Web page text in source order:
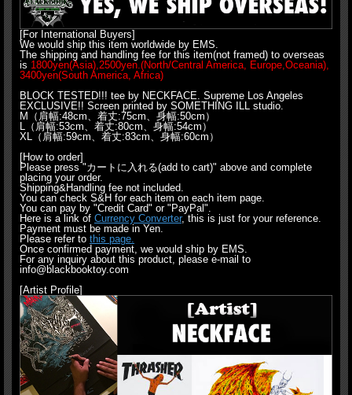
[For International Buyers]
We would ship this item worldwide by EMS.
The shipping and handling fee for this item(not framed) to overseas
is 1800yen(Asia),2500yen.(North/Central America, Europe,Oceania),
3400yen(South America, Africa)
BLOCK TESTED!!! tee by NECKFACE. Supreme Los Angeles
EXCLUSIVE!! Screen printed by SOMETHING ILL studio.
M（肩幅:48cm、着丈:75cm、身幅:50cm）
L（肩幅:53cm、着丈:80cm、身幅:54cm）
XL（肩幅:59cm、着丈:83cm、身幅:60cm）
[How to order]
Please press "カートに入れる(add to cart)" above and complete
placing your order.
Shipping&Handling fee not included.
You can check S&H for each item on each item page.
You can pay by "Credit Card" or "PayPal".
Here is a link of Currency Converter, this is just for your reference.
Payment must be made in Yen.
Please refer to this page.
Once confirmed payment, we would ship by EMS.
For any inquiry about this product, please e-mail to
info@blackbooktoy.com
[Artist Profile]